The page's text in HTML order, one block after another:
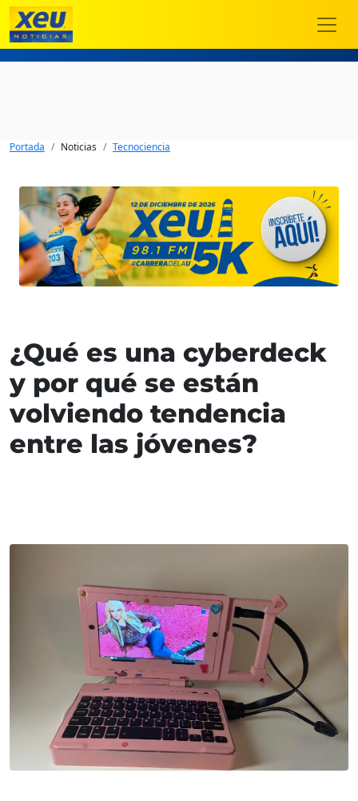
Portada Noticias Tecnociencia
¿Qué es una cyberdeck
y por qué se están
volviendo tendencia
entre las jóvenes?